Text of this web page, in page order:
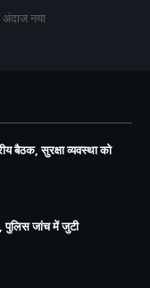
नया
बैठक, सुरक्षा व्यवस्था को
पुलिस जांच में जुटी